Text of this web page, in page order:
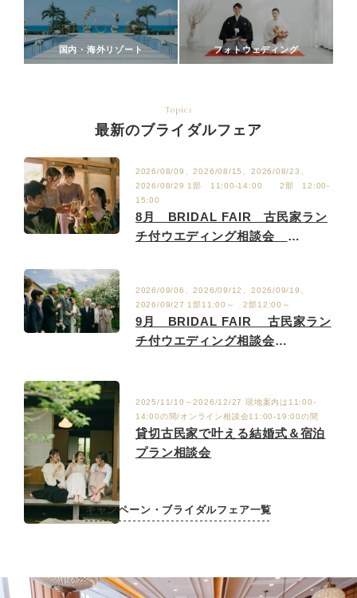
国内・海外リゾート フォトウェディング
Topics
最新のブライダルフェア
2026/08/09、2026/08/15、2026/08/23、
2026/08/29 1部 11:00-14:00 2部 12:00-
15:00
8月 BRIDAL FAIR 古民家ラン
チ付ウエディング相談会
2026/09/06、2026/09/12、2026/09/19、
2026/09/27 1部11:00～ 2部12:00～
9月 BRIDAL FAIR 古民家ラン
チ付ウエディング相談会
2025/11/10～2026/12/27 現地案内は11:00-
14:00の間/オンライン相談会11:00-19:00の間
貸切古民家で叶える結婚式＆宿泊
プラン相談会
キャンペーン・ブライダルフェア一覧